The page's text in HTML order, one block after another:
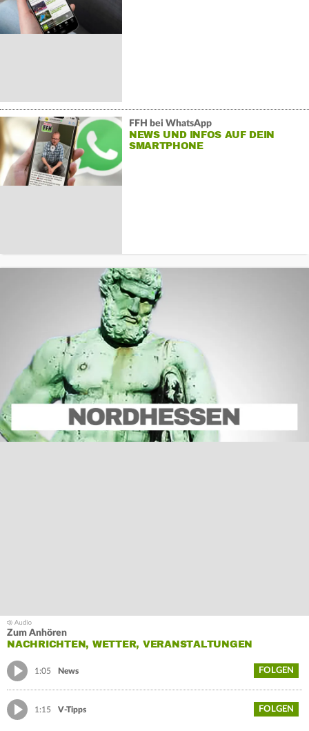
FFH bei WhatsApp
NEWS UND INFOS AUF DEIN
SMARTPHONE
Zum Anhören
NACHRICHTEN, WETTER, VERANSTALTUNGEN
1:05 News FOLGEN
1:15 V-Tipps FOLGEN